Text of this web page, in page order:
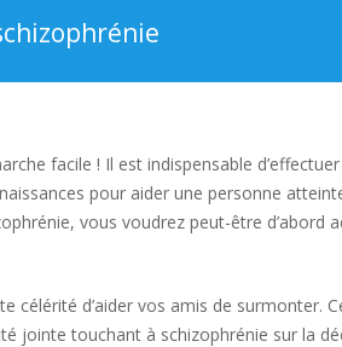
facile ! Il est indispensable
pour aider une personne
vous voudrez peut-être d’abord
célérité d’aider vos amis de surmonter.
jointe touchant à schizophrénie sur la